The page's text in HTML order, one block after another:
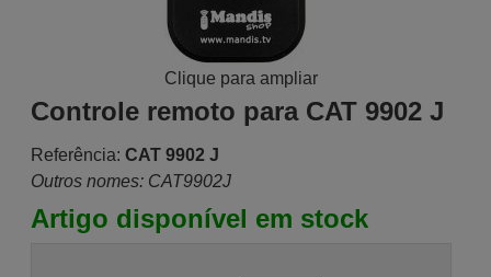
Clique para ampliar
Controle remoto para CAT 9902 J
Referência: CAT 9902 J
Outros nomes: CAT9902J
Artigo disponível em stock